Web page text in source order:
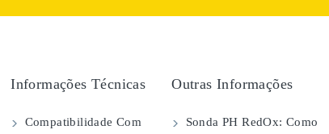
Informações Técnicas
Compatibilidade Com
Outras Informações
Sonda PH RedOx: Como